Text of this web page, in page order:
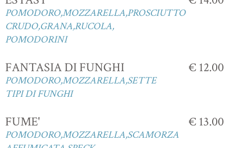
POMODORO,MOZZARELLA,PROSCIUTTO
CRUDO,GRANA,RUCOLA,
POMODORINI
FANTASIA DI FUNGHI
POMODORO,MOZZARELLA,SETTE
TIPI DI FUNGHI
€ 12.00
FUME'
POMODORO,MOZZARELLA,SCAMORZA
€ 13.00